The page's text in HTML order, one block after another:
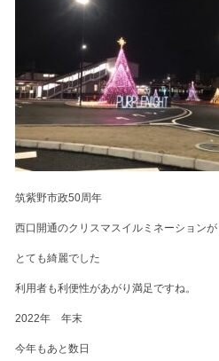
筑紫野市政50周年
西口開通のクリスマスイルミネーションが
とても綺麗でした
利用者も利便性があがり満足ですね。
2022年 年末
今年もあと数日